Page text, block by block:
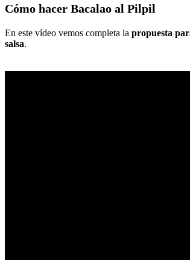
Cómo hacer Bacalao al Pilpil
En este vídeo vemos completa la propuesta
salsa.